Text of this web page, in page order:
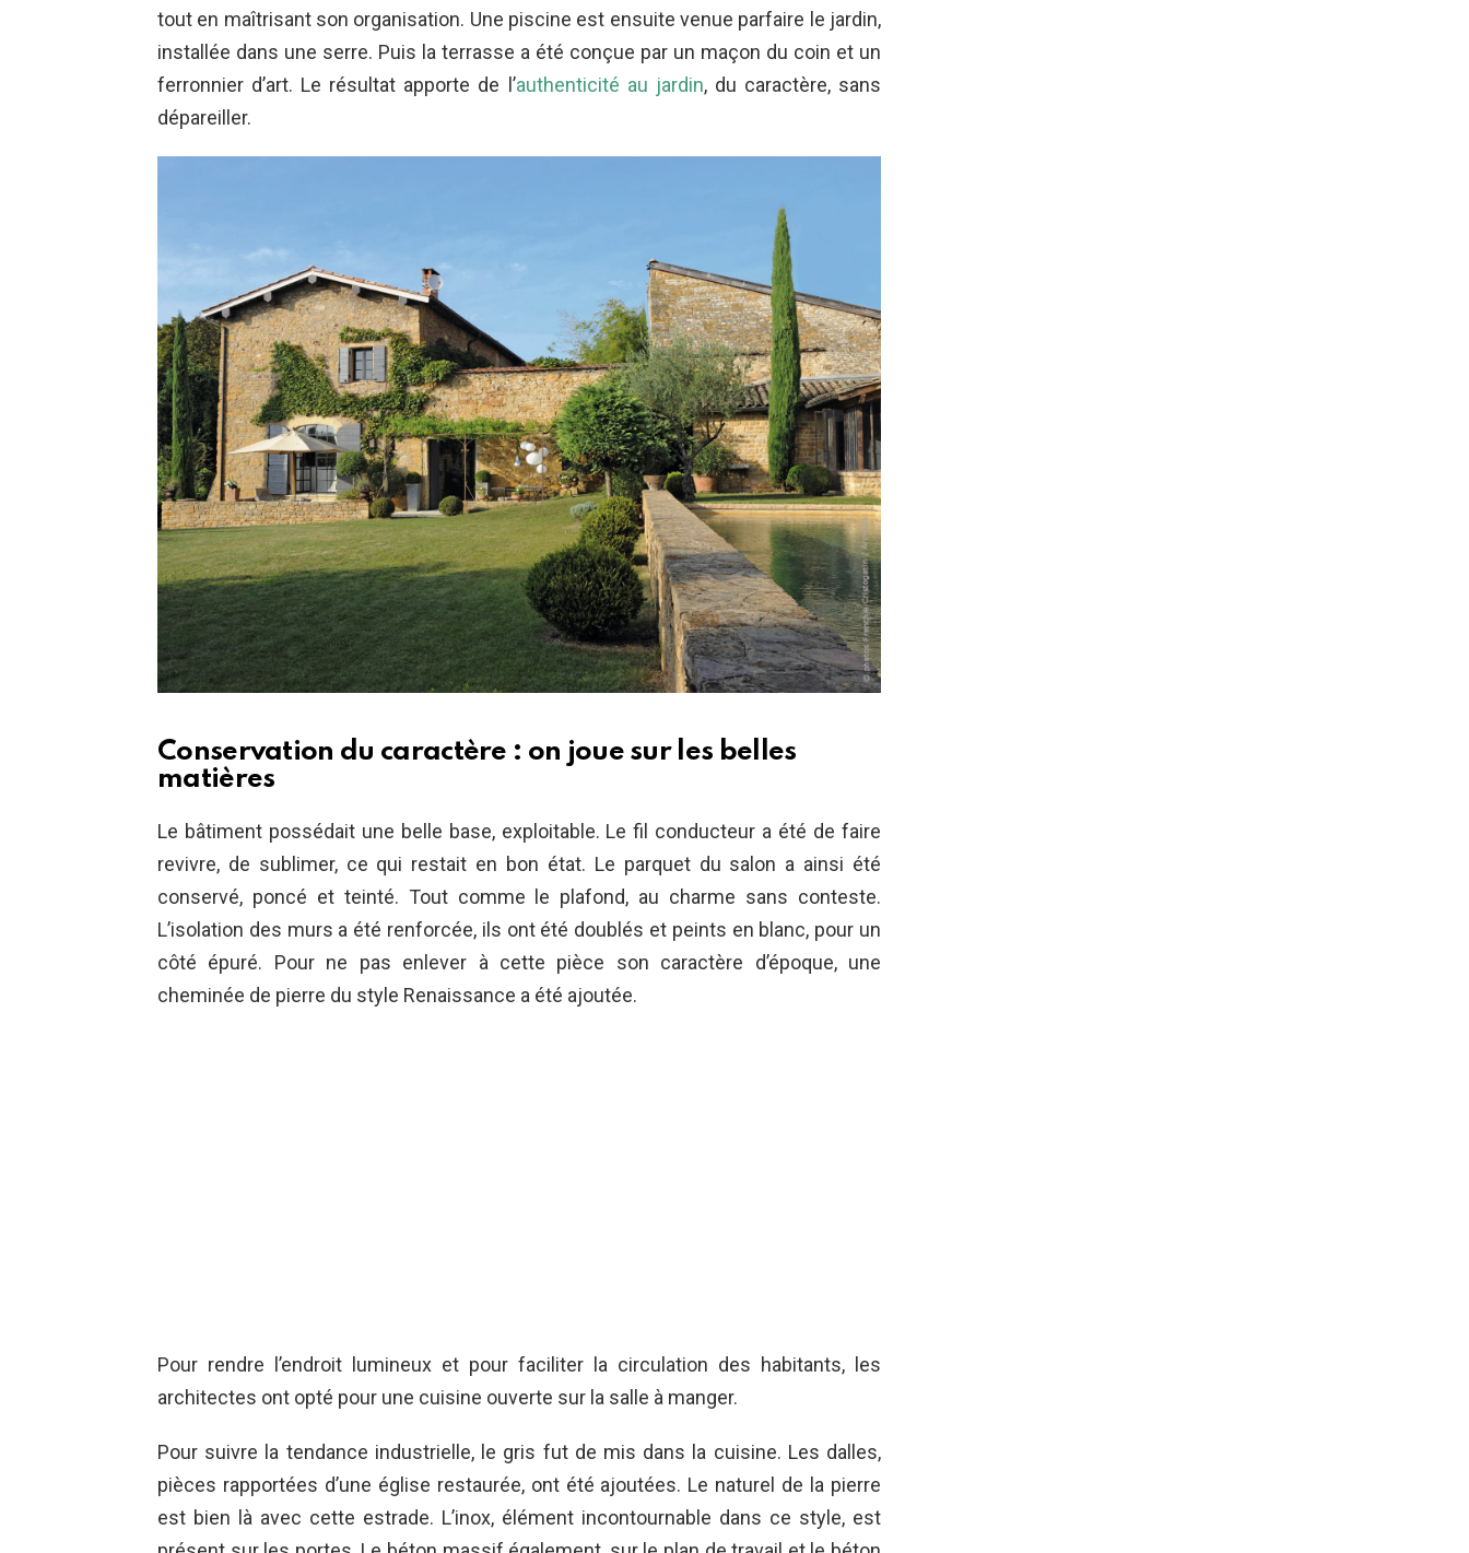
tout en maîtrisant son organisation. Une piscine est ensuite venue parfaire le jardin,
installée dans une serre. Puis la terrasse a été conçue par un maçon du coin et un
ferronnier d’art. Le résultat apporte de l’authenticité au jardin, du caractère, sans
dépareiller.
Conservation du caractère : on joue sur les belles
matières
Le bâtiment possédait une belle base, exploitable. Le fil conducteur a été de faire
revivre, de sublimer, ce qui restait en bon état. Le parquet du salon a ainsi été
conservé, poncé et teinté. Tout comme le plafond, au charme sans conteste.
L’isolation des murs a été renforcée, ils ont été doublés et peints en blanc, pour un
côté épuré. Pour ne pas enlever à cette pièce son caractère d’époque, une
cheminée de pierre du style Renaissance a été ajoutée.
Pour rendre l’endroit lumineux et pour faciliter la circulation des habitants, les
architectes ont opté pour une cuisine ouverte sur la salle à manger.
Pour suivre la tendance industrielle, le gris fut de mis dans la cuisine. Les dalles,
pièces rapportées d’une église restaurée, ont été ajoutées. Le naturel de la pierre
est bien là avec cette estrade. L’inox, élément incontournable dans ce style, est